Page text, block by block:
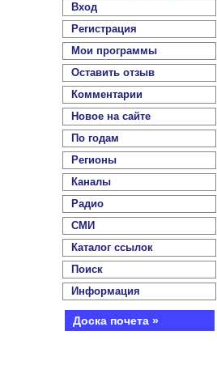
Вход
Регистрация
Мои программы
Оставить отзыв
Комментарии
Новое на сайте
По годам
Регионы
Каналы
Радио
СМИ
Каталог ссылок
Поиск
Информация
Доска почета »